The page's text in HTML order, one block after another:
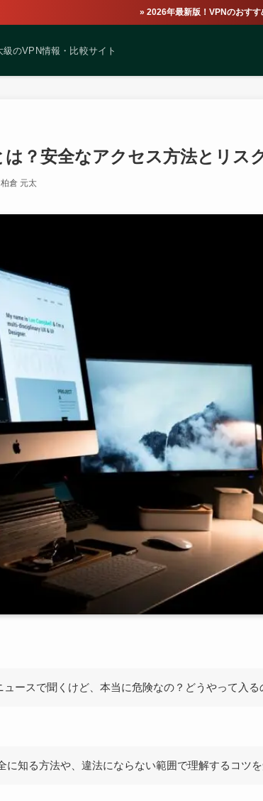
» 2026年最新版！VPNのおすす
級のVPN情報・比較サイト
？安全なアクセス方法とリス
柏倉 元太
ュースで聞くけど、本当に危険なの？どうやって入る
に知る方法や、違法にならない範囲で理解するコツを